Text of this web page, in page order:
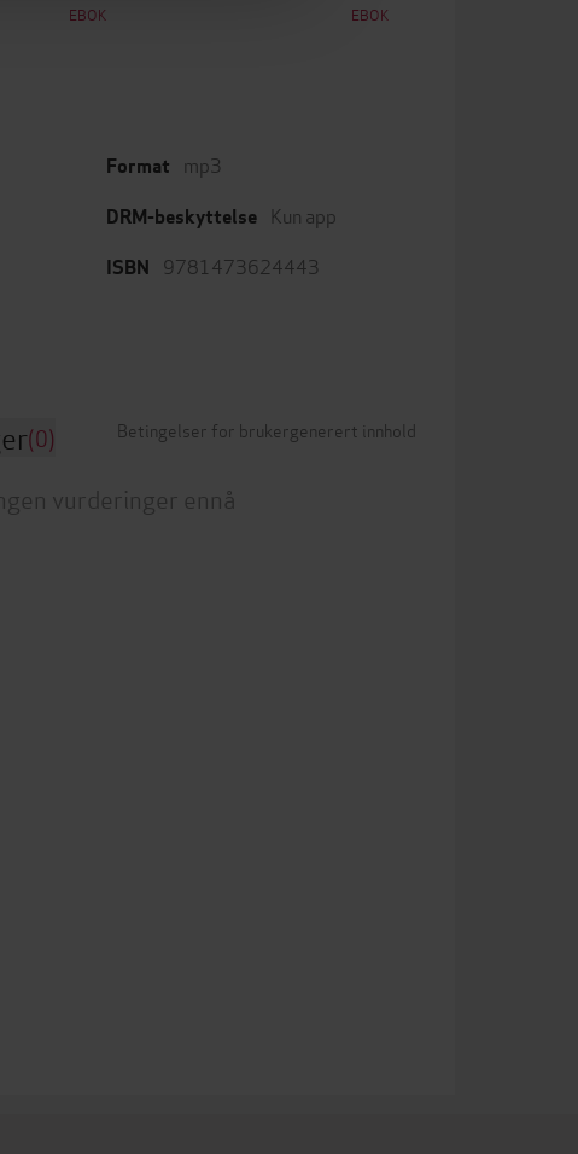
EBOK EBOK
Format mp3
DRM-beskyttelse Kun app
ISBN 9781473624443
(0) Betingelser for brukergenerert innhold
vurderinger ennå